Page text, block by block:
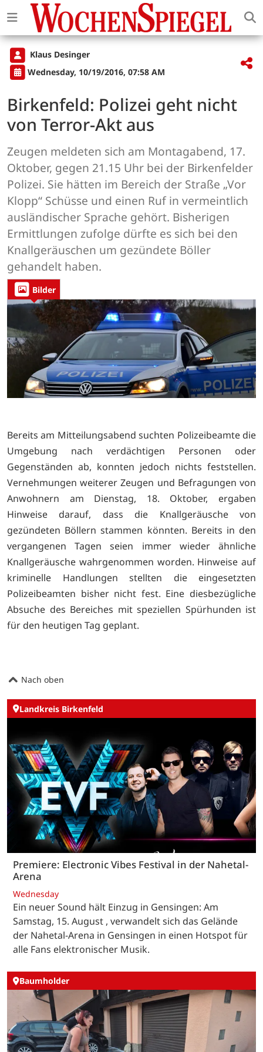
Klaus Desinger
Wednesday, 10/19/2016, 07:58 AM
Birkenfeld: Polizei geht nicht
von Terror-Akt aus
Zeugen meldeten sich am Montagabend, 17.
Oktober, gegen 21.15 Uhr bei der Birkenfelder
Polizei. Sie hätten im Bereich der Straße „Vor
Klopp“ Schüsse und einen Ruf in vermeintlich
ausländischer Sprache gehört. Bisherigen
Ermittlungen zufolge dürfte es sich bei den
Knallgeräuschen um gezündete Böller
gehandelt haben.
Bilder
Bereits am Mitteilungsabend suchten Polizeibeamte die
Umgebung nach verdächtigen Personen oder
Gegenständen ab, konnten jedoch nichts feststellen.
Vernehmungen weiterer Zeugen und Befragungen von
Anwohnern am Dienstag, 18. Oktober, ergaben
Hinweise darauf, dass die Knallgeräusche von
gezündeten Böllern stammen könnten. Bereits in den
vergangenen Tagen seien immer wieder ähnliche
Knallgeräusche wahrgenommen worden. Hinweise auf
kriminelle Handlungen stellten die eingesetzten
Polizeibeamten bisher nicht fest. Eine diesbezügliche
Absuche des Bereiches mit speziellen Spürhunden ist
für den heutigen Tag geplant.
Nach oben
Landkreis Birkenfeld
Premiere: Electronic Vibes Festival in der Nahetal-
Arena
Wednesday
Ein neuer Sound hält Einzug in Gensingen: Am
Samstag, 15. August , verwandelt sich das Gelände
der Nahetal-Arena in Gensingen in einen Hotspot für
alle Fans elektronischer Musik.
Baumholder